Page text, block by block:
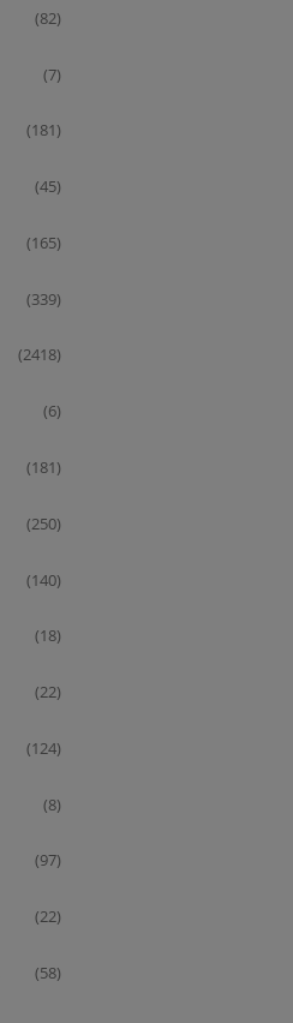
(82)
(7)
(181)
(45)
(165)
(339)
(2418)
(6)
(181)
(250)
(140)
(18)
(22)
(124)
(8)
(97)
(22)
(58)